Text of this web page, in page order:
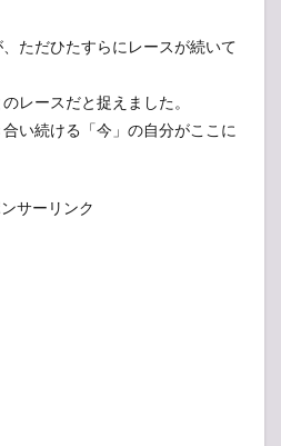
ただひたすらにレースが続いて
レースだと捉えました。
合い続ける「今」の自分がここに
サーリンク